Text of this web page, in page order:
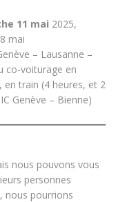
11 mai 2025,
mai
– Lausanne –
co-voiturage en
train (4 heures, et 2
Genève – Bienne)
nous pouvons vous
personnes
nous pourrions